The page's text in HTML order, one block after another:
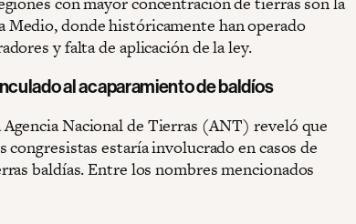
Medio, donde históricamente han operado
y falta de aplicación de la ley.
al acaparamiento de baldíos
Nacional de Tierras (ANT) reveló que
estaría involucrado en casos de
baldías. Entre los nombres mencionados